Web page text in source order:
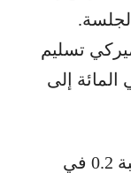
تسليم
الأول) بنسبة 1.9 في المائة إلى
وارتفع مؤشر الدولار الأميركي بنسبة 0.2 في